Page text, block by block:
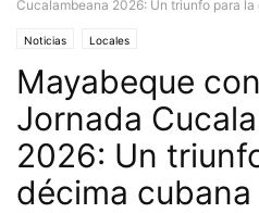
Cucalambeana 2026: Un triunfo para la
Noticias Locales
Mayabeque
Jornada
2026: Un
décima cubana